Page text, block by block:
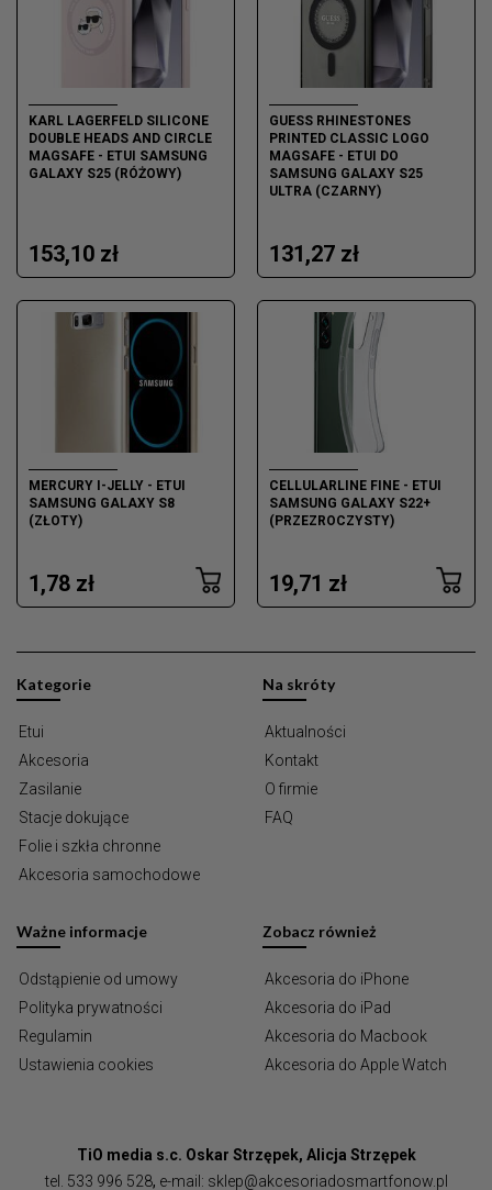
KARL LAGERFELD SILICONE
DOUBLE HEADS AND CIRCLE
MAGSAFE - ETUI SAMSUNG
GALAXY S25 (RÓŻOWY)
153,10 zł
GUESS RHINESTONES
PRINTED CLASSIC LOGO
MAGSAFE - ETUI DO
SAMSUNG GALAXY S25
ULTRA (CZARNY)
131,27 zł
MERCURY I-JELLY - ETUI
SAMSUNG GALAXY S8
(ZŁOTY)
1,78 zł
CELLULARLINE FINE - ETUI
SAMSUNG GALAXY S22+
(PRZEZROCZYSTY)
19,71 zł
Kategorie
Etui
Akcesoria
Zasilanie
Stacje dokujące
Folie i szkła chronne
Akcesoria samochodowe
Na skróty
Aktualności
Kontakt
O firmie
FAQ
Ważne informacje
Odstąpienie od umowy
Polityka prywatności
Regulamin
Ustawienia cookies
Zobacz również
Akcesoria do iPhone
Akcesoria do iPad
Akcesoria do Macbook
Akcesoria do Apple Watch
TiO media s.c. Oskar Strzępek, Alicja Strzępek
tel. 533 996 528, e-mail: sklep@akcesoriadosmartfonow.pl